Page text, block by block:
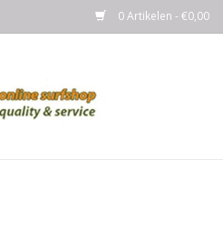
0 Artikelen - €0,00